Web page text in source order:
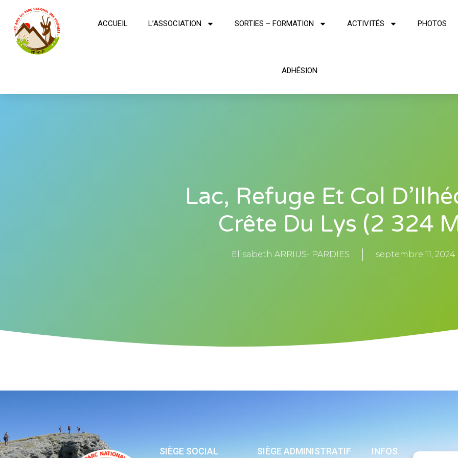
ACCUEIL L’ASSOCIATION SORTIES – FORMATION ACTIVITÉS PHOTOS
ADHÉSION
Lac, Refuge Et Col
Crête Du Lys (2 324
Elisabeth ARRIUS- PARDIES septembre 11, 2024
SIÈGE SOCIAL SIÈGE ADMINISTRATIF INFOS